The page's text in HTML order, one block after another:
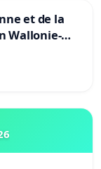
et de la
Wallonie-